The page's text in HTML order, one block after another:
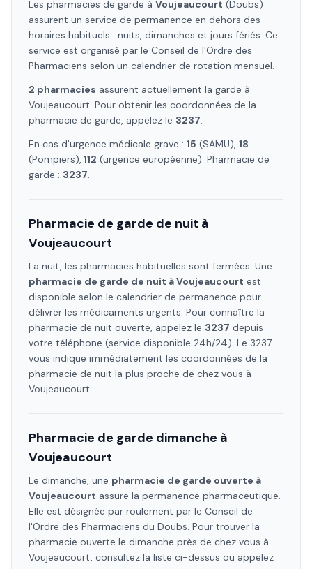
Les pharmacies de garde à Voujeaucourt (Doubs)
assurent un service de permanence en dehors des
horaires habituels : nuits, dimanches et jours fériés. Ce
service est organisé par le Conseil de l'Ordre des
Pharmaciens selon un calendrier de rotation mensuel.
2 pharmacies assurent actuellement la garde à
Voujeaucourt. Pour obtenir les coordonnées de la
pharmacie de garde, appelez le 3237.
En cas d'urgence médicale grave : 15 (SAMU), 18
(Pompiers), 112 (urgence européenne). Pharmacie de
garde : 3237.
Pharmacie de garde de nuit à
Voujeaucourt
La nuit, les pharmacies habituelles sont fermées. Une
pharmacie de garde de nuit àVoujeaucourt est
disponible selon le calendrier de permanence pour
délivrer les médicaments urgents. Pour connaître la
pharmacie de nuit ouverte, appelez le 3237 depuis
votre téléphone (service disponible 24h/24). Le 3237
vous indique immédiatement les coordonnées de la
pharmacie de nuit la plus proche de chez vous à
Voujeaucourt.
Pharmacie de garde dimanche à
Voujeaucourt
Le dimanche, une pharmacie de garde ouverte à
Voujeaucourt assure la permanence pharmaceutique.
Elle est désignée par roulement par le Conseil de
l'Ordre des Pharmaciens du Doubs. Pour trouver la
pharmacie ouverte le dimanche près de chez vous à
Voujeaucourt, consultez la liste ci-dessus ou appelez